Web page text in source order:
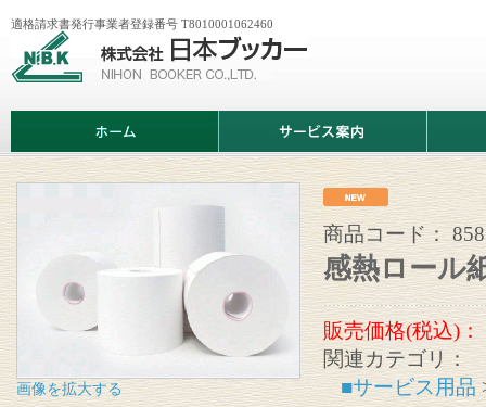
会
日
ッ
カ
適格請求書発行事業者登録番号 T8010001062460
ム
ビ
案
情
画像を拡大する
商品コード：
感熱ロール
販売価格(税込)：
関連カテゴリ：
■サービス用品